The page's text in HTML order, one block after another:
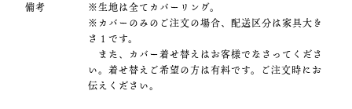
備考
※生地は全てカバーリング。
※カバーのみのご注文の場合、配送区分は家具大き
さ１です。
また、カバー着せ替えはお客様でなさってくださ
い。着せ替えご希望の方は有料です。ご注文時にお
伝えください。